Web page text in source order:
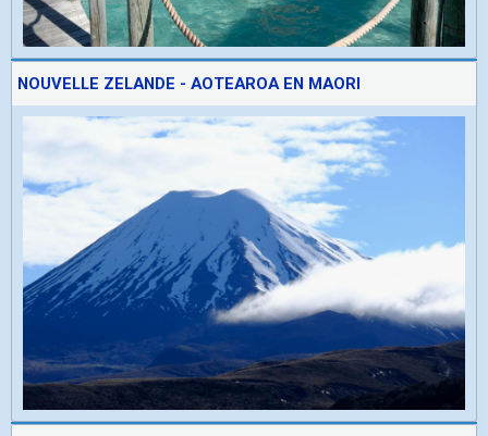
NOUVELLE ZELANDE - AOTEAROA EN MAORI